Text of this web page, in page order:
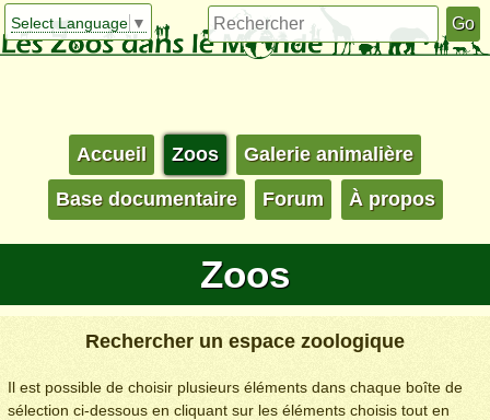
Select Language ▼
Accueil Zoos Galerie animalière
Base documentaire Forum À propos
Zoos
Rechercher un espace zoologique
Il est possible de choisir plusieurs éléments dans chaque boîte de
sélection ci-dessous en cliquant sur les éléments choisis tout en